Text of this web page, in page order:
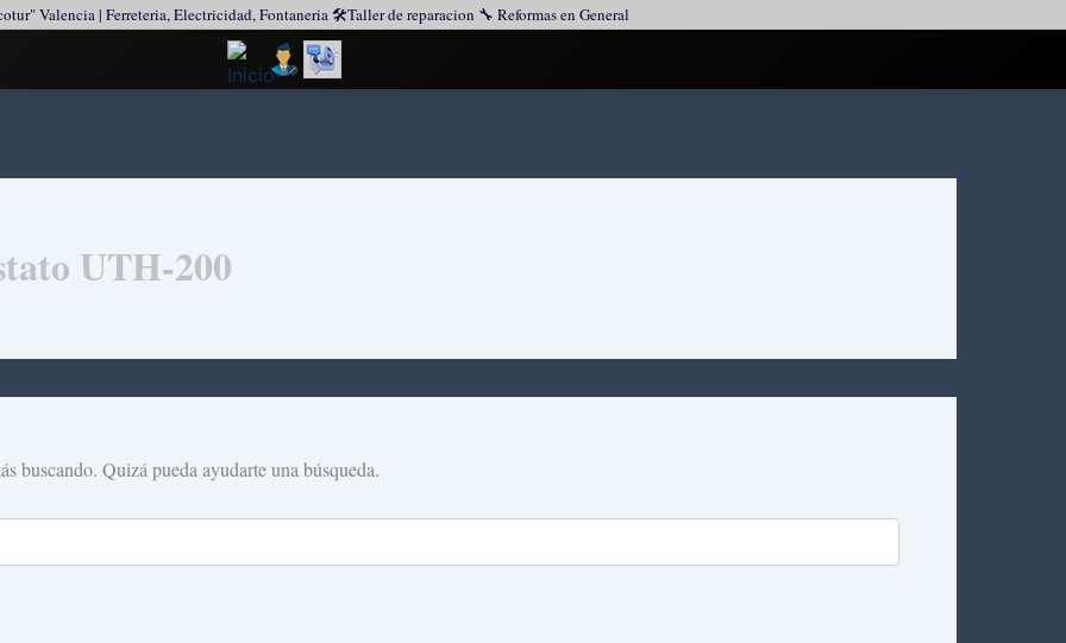
Valencia | Ferreteria, Electricidad, Fontaneria 🛠️Taller de reparacion 🔧 Reformas en General
UTH-200
buscando. Quizá pueda ayudarte una búsqueda.